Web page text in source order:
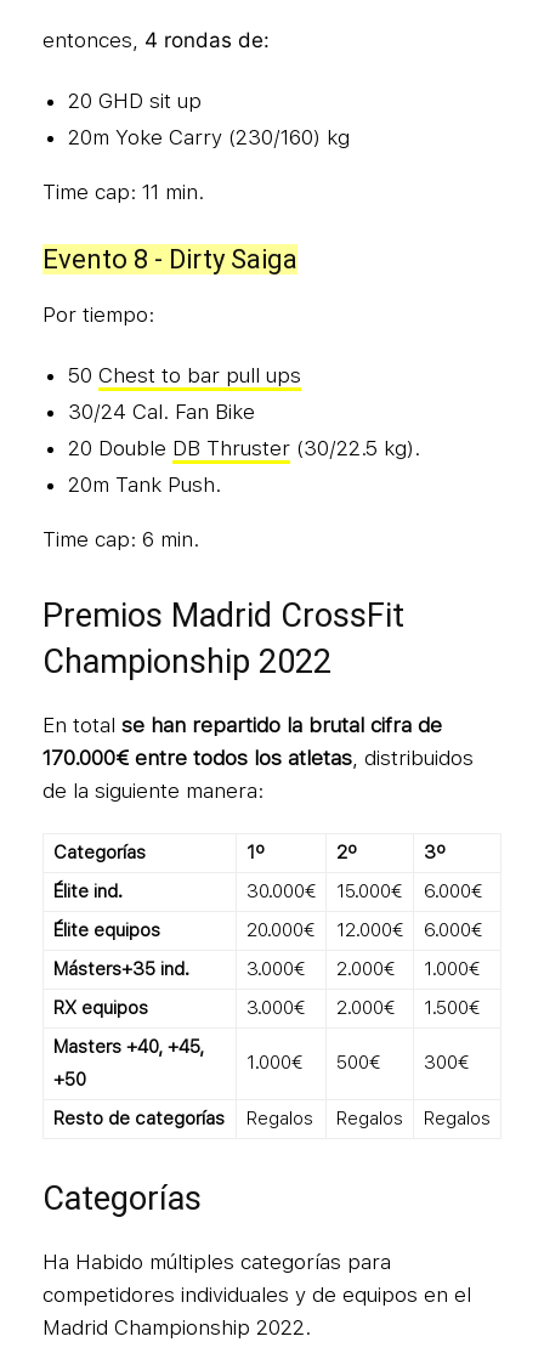
entonces, 4 rondas de:
20 GHD sit up
20m Yoke Carry (230/160) kg
Time cap: 11 min.
Evento 8 - Dirty Saiga
Por tiempo:
50 Chest to bar pull ups
30/24 Cal. Fan Bike
20 Double DB Thruster (30/22.5 kg).
20m Tank Push.
Time cap: 6 min.
Premios Madrid CrossFit
Championship 2022
En total se han repartido la brutal cifra de
170.000€ entre todos los atletas, distribuidos
de la siguiente manera:
Categorías 1º 2º
3º
Élite ind.
30.000€ 15.000€
6.000€
Élite equipos
20.000€ 12.000€
6.000€
Másters+35 ind.
3.000€ 2.000€
1.000€
RX equipos
3.000€ 2.000€
1.500€
Masters +40, +45,
+50
1.000€ 500€ 300€
Resto de categorías Regalos Regalos Regalos
Categorías
Ha Habido múltiples categorías para
competidores individuales y de equipos en el
Madrid Championship 2022.